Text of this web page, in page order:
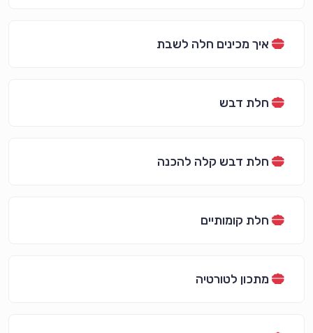
איך מכינים חלה לשבת
חלת דבש
חלת דבש קלה להכנה
חלת קומותיים
מתכון לטורטיה